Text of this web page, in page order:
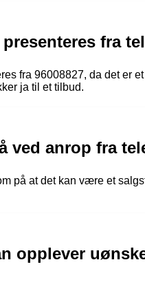
fra
fra 96008827, da det er
ja til et tilbud.
anrop fra
på at det kan være et
opplever